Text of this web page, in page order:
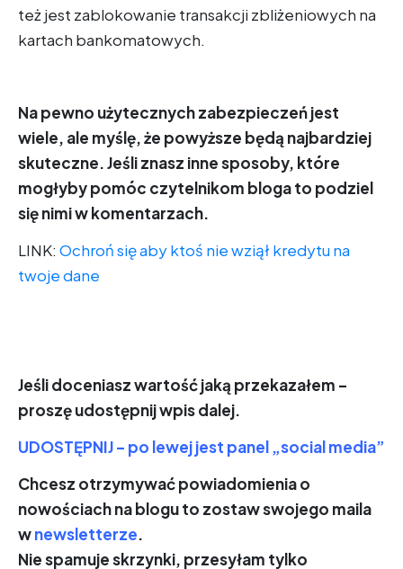
też jest zablokowanie transakcji zbliżeniowych na
kartach bankomatowych.
Na pewno użytecznych zabezpieczeń jest
wiele, ale myślę, że powyższe będą najbardziej
skuteczne. Jeśli znasz inne sposoby, które
mogłyby pomóc czytelnikom bloga to podziel
się nimi w komentarzach.
LINK: Ochroń się aby ktoś nie wziął kredytu na
twoje dane
Jeśli doceniasz wartość jaką przekazałem –
proszę udostępnij wpis dalej.
UDOSTĘPNIJ – po lewej jest panel „social media”
Chcesz otrzymywać powiadomienia o
nowościach na blogu to zostaw swojego maila
wnewsletterze.
Nie spamuje skrzynki, przesyłam tylko